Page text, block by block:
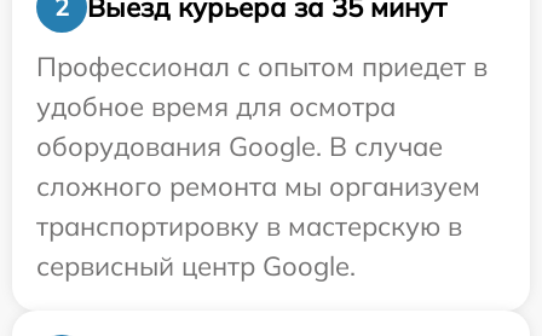
2
Выезд курьера за 35 минут
Профессионал с опытом приедет в
удобное время для осмотра
оборудования Google. В случае
сложного ремонта мы организуем
транспортировку в мастерскую в
сервисный центр Google.